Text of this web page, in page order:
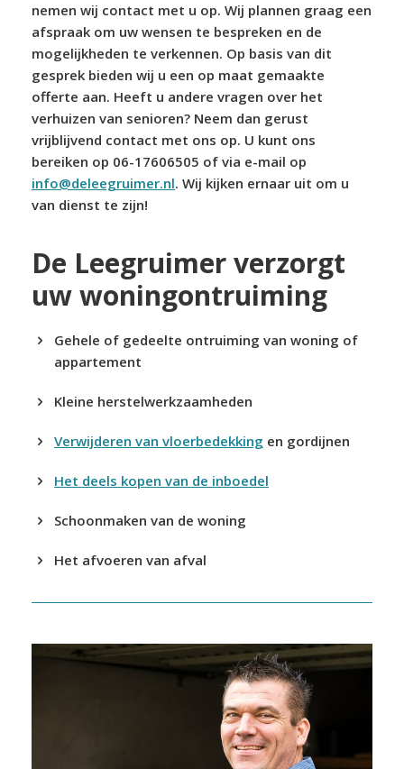
nemen wij contact met u op. Wij plannen graag een
afspraak om uw wensen te bespreken en de
mogelijkheden te verkennen. Op basis van dit
gesprek bieden wij u een op maat gemaakte
offerte aan. Heeft u andere vragen over het
verhuizen van senioren? Neem dan gerust
vrijblijvend contact met ons op. U kunt ons
bereiken op 06-17606505 of via e-mail op
info@deleegruimer.nl. Wij kijken ernaar uit om u
van dienst te zijn!
De Leegruimer verzorgt
uw woningontruiming
Gehele of gedeelte ontruiming van woning of
appartement
Kleine herstelwerkzaamheden
Verwijderen van vloerbedekking en gordijnen
Het deels kopen van de inboedel
Schoonmaken van de woning
Het afvoeren van afval